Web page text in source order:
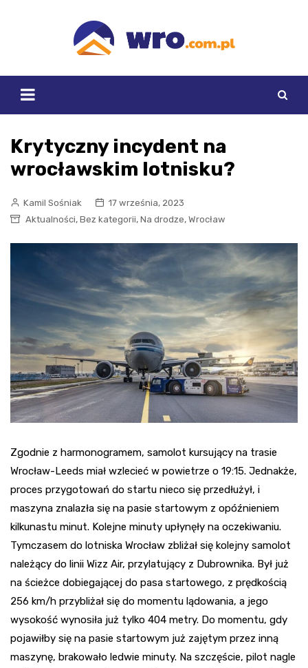
Krytyczny incydent na
wrocławskim lotnisku?
Kamil Sośniak
17 września, 2023
Aktualności, Bez kategorii, Na drodze, Wrocław
Zgodnie z harmonogramem, samolot kursujący na trasie
Wrocław-Leeds miał wzlecieć w powietrze o 19:15. Jednakże,
proces przygotowań do startu nieco się przedłużył, i
maszyna znalazła się na pasie startowym z opóźnieniem
kilkunastu minut. Kolejne minuty upłynęły na oczekiwaniu.
Tymczasem do lotniska Wrocław zbliżał się kolejny samolot
należący do linii Wizz Air, przylatujący z Dubrownika. Był już
na ścieżce dobiegającej do pasa startowego, z prędkością
256 km/h przybliżał się do momentu lądowania, a jego
wysokość wynosiła już tylko 404 metry. Do momentu, gdy
pojawiłby się na pasie startowym już zajętym przez inną
maszynę, brakowało ledwie minuty. Na szczęście, pilot nagle